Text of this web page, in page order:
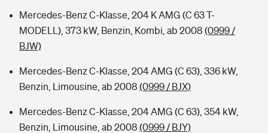
Mercedes-Benz C-Klasse, 204 K AMG (C 63 T-
MODELL), 373 kW, Benzin, Kombi, ab 2008 (0999 /
BJW)
Mercedes-Benz C-Klasse, 204 AMG (C 63), 336 kW,
Benzin, Limousine, ab 2008 (0999 / BJX)
Mercedes-Benz C-Klasse, 204 AMG (C 63), 354 kW,
Benzin, Limousine, ab 2008 (0999 / BJY)